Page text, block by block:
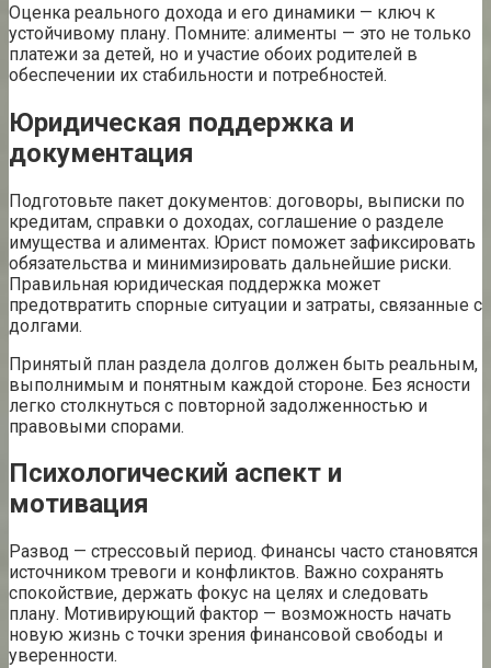
Оценка реального дохода и его динамики — ключ к
устойчивому плану. Помните: алименты — это не только
платежи за детей, но и участие обоих родителей в
обеспечении их стабильности и потребностей.
Юридическая поддержка и
документация
Подготовьте пакет документов: договоры, выписки по
кредитам, справки о доходах, соглашение о разделе
имущества и алиментах. Юрист поможет зафиксировать
обязательства и минимизировать дальнейшие риски.
Правильная юридическая поддержка может
предотвратить спорные ситуации и затраты, связанные с
долгами.
Принятый план раздела долгов должен быть реальным,
выполнимым и понятным каждой стороне. Без ясности
легко столкнуться с повторной задолженностью и
правовыми спорами.
Психологический аспект и
мотивация
Развод — стрессовый период. Финансы часто становятся
источником тревоги и конфликтов. Важно сохранять
спокойствие, держать фокус на целях и следовать
плану. Мотивирующий фактор — возможность начать
новую жизнь с точки зрения финансовой свободы и
уверенности.